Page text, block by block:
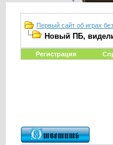
Первый сайт об играх
Новый ПБ,
Регистрация